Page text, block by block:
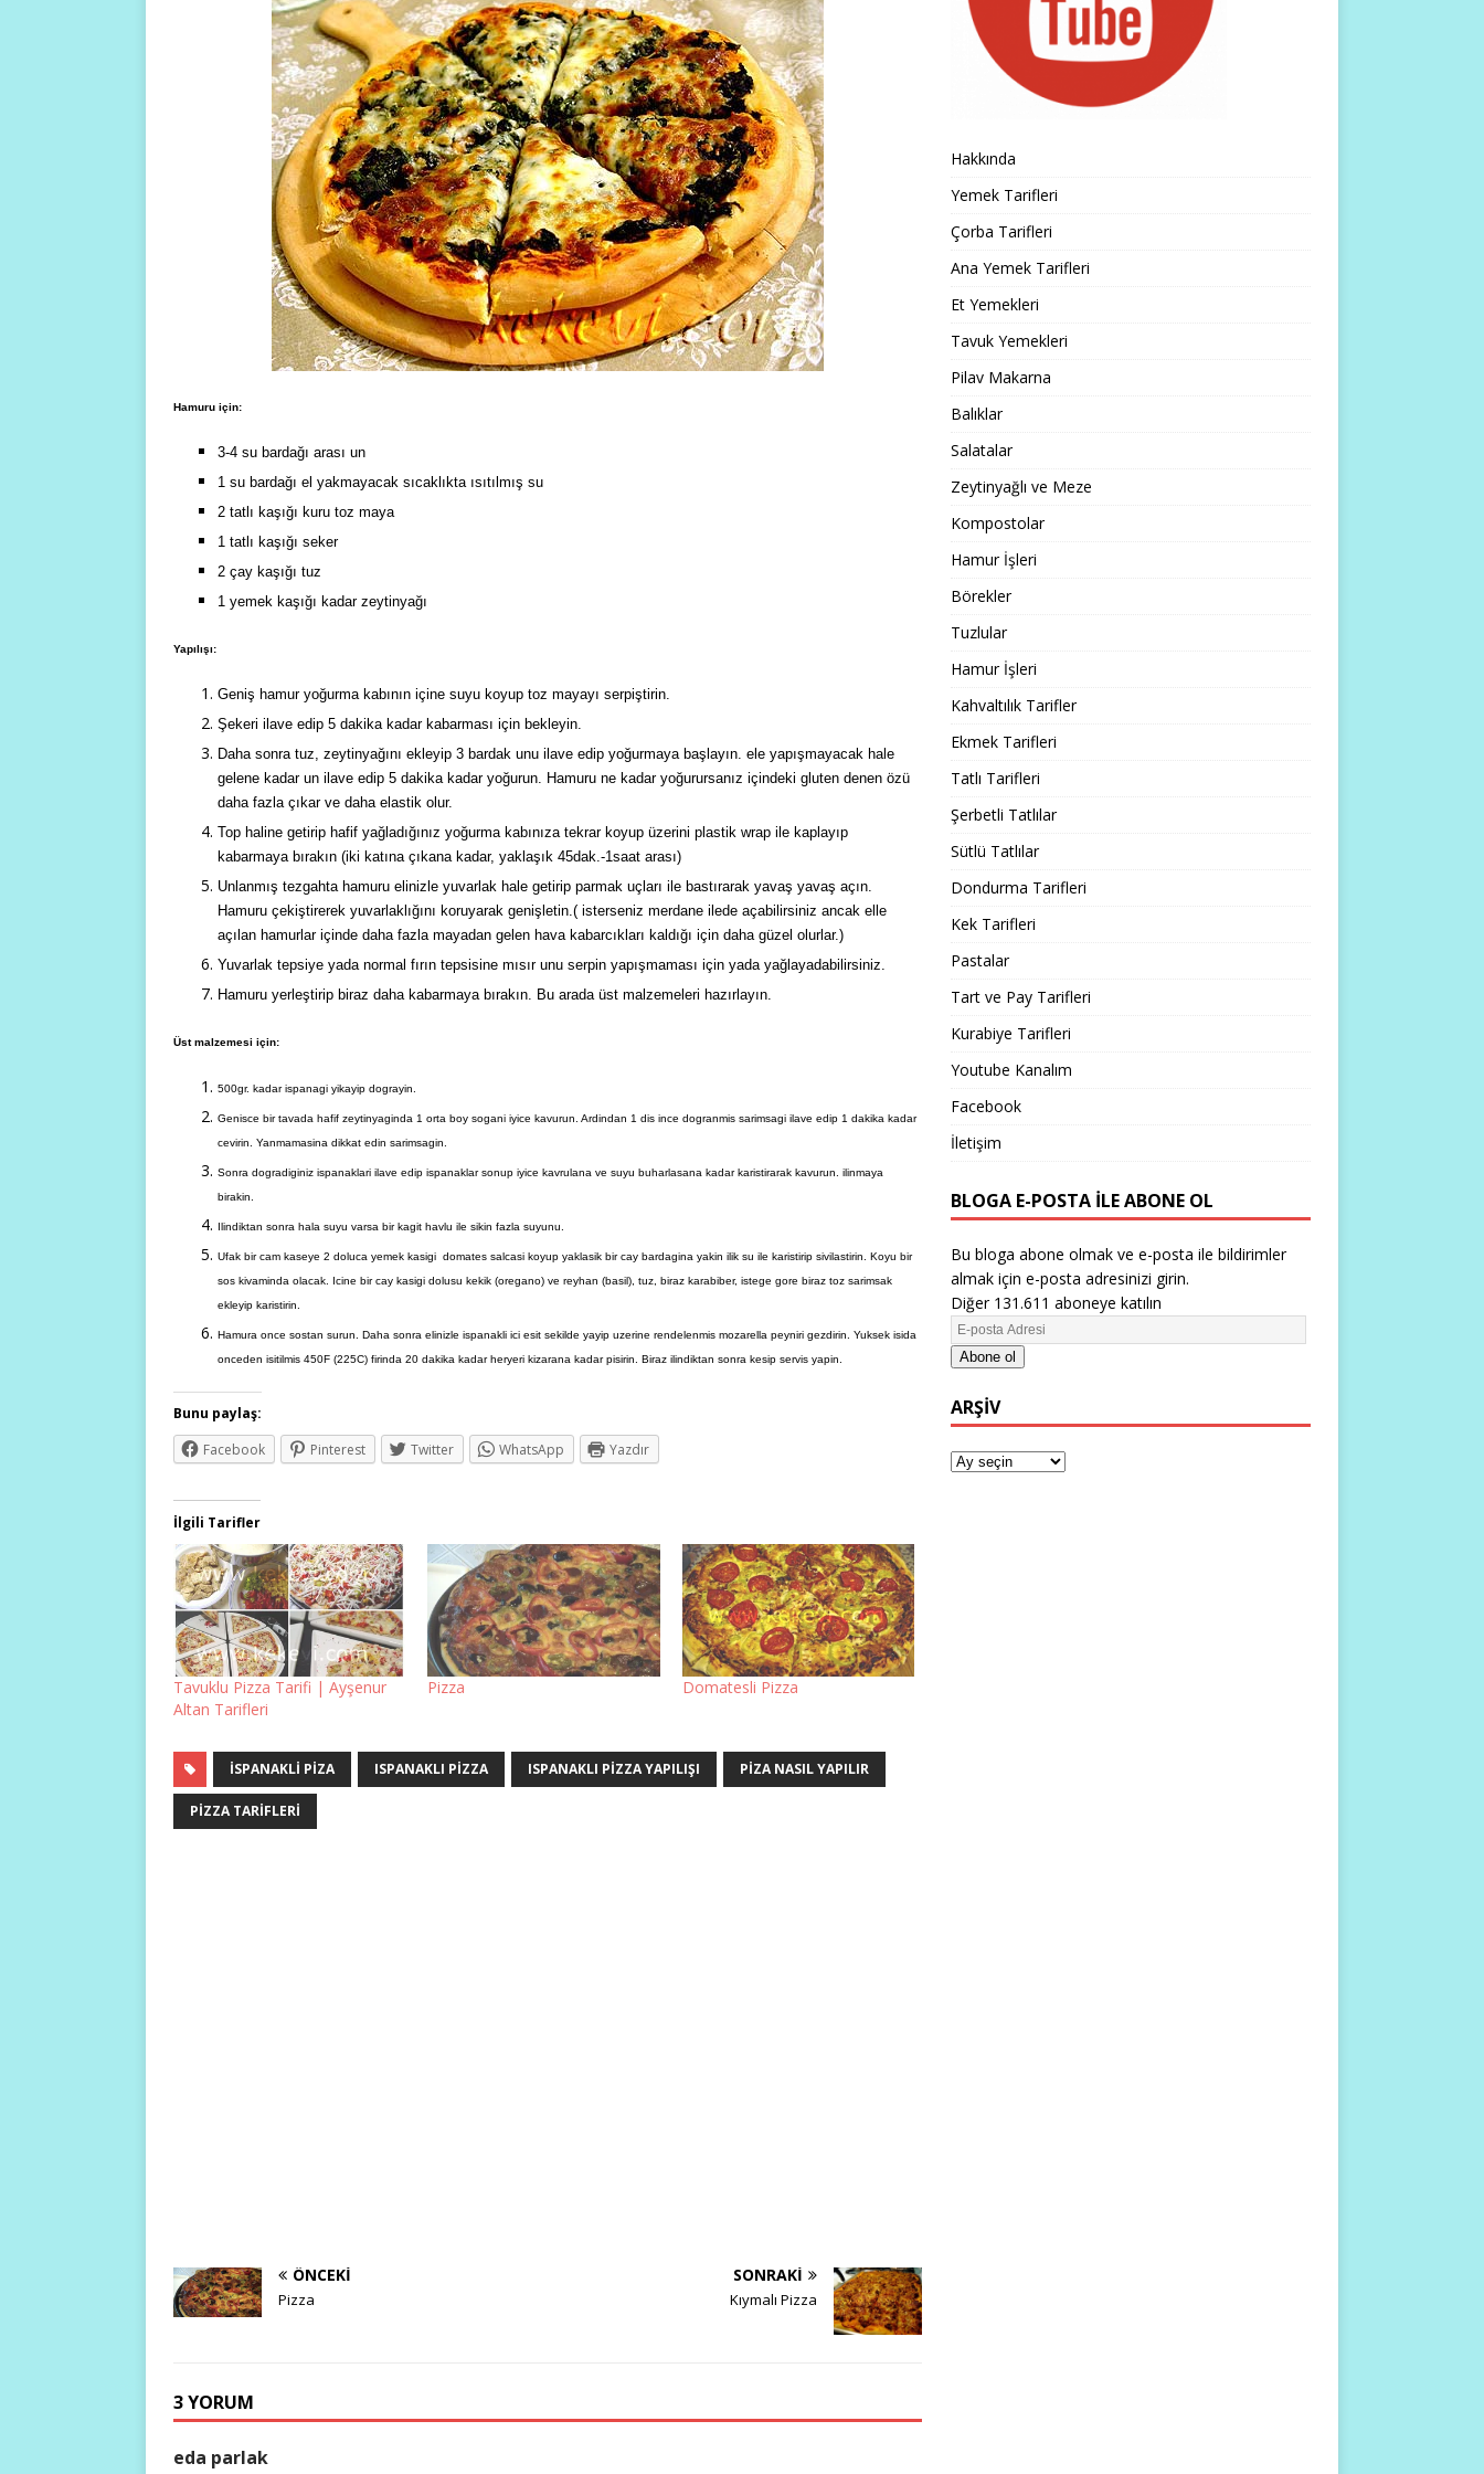
Hamuru için:
3-4 su bardağı arası un
1 su bardağı el yakmayacak sıcaklıkta ısıtılmış su
2 tatlı kaşığı kuru toz maya
1 tatlı kaşığı seker
2 çay kaşığı tuz
1 yemek kaşığı kadar zeytinyağı
Yapılışı:
Geniş hamur yoğurma kabının içine suyu koyup toz mayayı serpiştirin.
Şekeri ilave edip 5 dakika kadar kabarması için bekleyin.
Daha sonra tuz, zeytinyağını ekleyip 3 bardak unu ilave edip yoğurmaya başlayın. ele yapışmayacak hale
gelene kadar un ilave edip 5 dakika kadar yoğurun. Hamuru ne kadar yoğurursanız içindeki gluten denen özü
daha fazla çıkar ve daha elastik olur.
Top haline getirip hafif yağladığınız yoğurma kabınıza tekrar koyup üzerini plastik wrap ile kaplayıp
kabarmaya bırakın (iki katına çıkana kadar, yaklaşık 45dak.-1saat arası)
Unlanmış tezgahta hamuru elinizle yuvarlak hale getirip parmak uçları ile bastırarak yavaş yavaş açın.
Hamuru çekiştirerek yuvarlaklığını koruyarak genişletin.( isterseniz merdane ilede açabilirsiniz ancak elle
açılan hamurlar içinde daha fazla mayadan gelen hava kabarcıkları kaldığı için daha güzel olurlar.)
Yuvarlak tepsiye yada normal fırın tepsisine mısır unu serpin yapışmaması için yada yağlayadabilirsiniz.
Hamuru yerleştirip biraz daha kabarmaya bırakın. Bu arada üst malzemeleri hazırlayın.
Üst malzemesi için:
500gr. kadar ispanagi yikayip dograyin.
Genisce bir tavada hafif zeytinyaginda 1 orta boy sogani iyice kavurun. Ardindan 1 dis ince dogranmis sarimsagi ilave edip 1 dakika kadar
cevirin. Yanmamasina dikkat edin sarimsagin.
Sonra dogradiginiz ispanaklari ilave edip ispanaklar sonup iyice kavrulana ve suyu buharlasana kadar karistirarak kavurun. ilinmaya
birakin.
Ilindiktan sonra hala suyu varsa bir kagit havlu ile sikin fazla suyunu.
Ufak bir cam kaseye 2 doluca yemek kasigi domates salcasi koyup yaklasik bir cay bardagina yakin ilik su ile karistirip sivilastirin. Koyu bir
sos kivaminda olacak. Icine bir cay kasigi dolusu kekik (oregano) ve reyhan (basil), tuz, biraz karabiber, istege gore biraz toz sarimsak
ekleyip karistirin.
Hamura once sostan surun. Daha sonra elinizle ispanakli ici esit sekilde yayip uzerine rendelenmis mozarella peyniri gezdirin. Yuksek isida
onceden isitilmis 450F (225C) firinda 20 dakika kadar heryeri kizarana kadar pisirin. Biraz ilindiktan sonra kesip servis yapin.
Bunu paylaş:
Facebook
Pinterest Twitter WhatsApp Yazdır
İlgili Tarifler
Tavuklu Pizza Tarifi | Ayşenur
Altan Tarifleri
Pizza Domatesli Pizza
ISPANAKLI PIZA ISPANAKLI PIZZA ISPANAKLI PIZZA YAPILIŞI PIZA NASIL YAPILIR
PIZZA TARIFLERI
ÖNCEKI
Pizza
SONRAKI
Kıymalı Pizza
3 YORUM
eda parlak
Hakkında
Yemek Tarifleri
Çorba Tarifleri
Ana Yemek Tarifleri
Et Yemekleri
Tavuk Yemekleri
Pilav Makarna
Balıklar
Salatalar
Zeytinyağlı ve Meze
Kompostolar
Hamur İşleri
Börekler
Tuzlular
Hamur İşleri
Kahvaltılık Tarifler
Ekmek Tarifleri
Tatlı Tarifleri
Şerbetli Tatlılar
Sütlü Tatlılar
Dondurma Tarifleri
Kek Tarifleri
Pastalar
Tart ve Pay Tarifleri
Kurabiye Tarifleri
Youtube Kanalım
Facebook
İletişim
BLOGA E-POSTA ILE ABONE OL
Bu bloga abone olmak ve e-posta ile bildirimler
almak için e-posta adresinizi girin.
Diğer 131.611 aboneye katılın
Abone ol
ARŞIV